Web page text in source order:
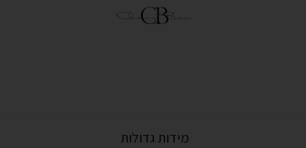
מידות גדולות